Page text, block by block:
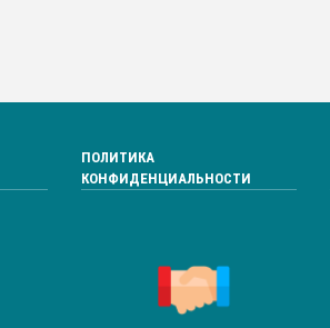
ПОЛИТИКА
КОНФИДЕНЦИАЛЬНОСТИ